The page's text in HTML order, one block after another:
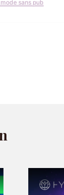
sans pub
y a déjà
à “lâcher”